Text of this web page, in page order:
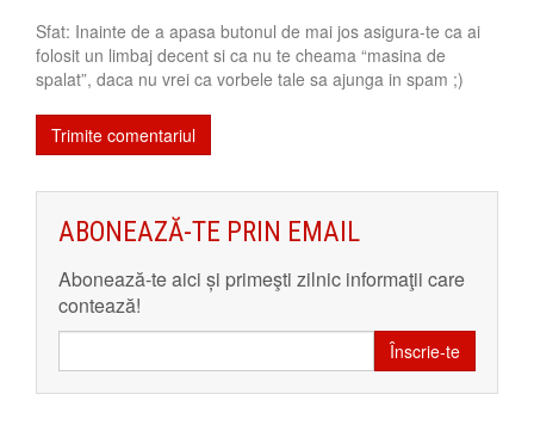
Sfat: Inainte de a apasa butonul de mai jos asigura-te ca ai
folosit un limbaj decent si ca nu te cheama “masina de
spalat”, daca nu vrei ca vorbele tale sa ajunga in spam ;)
ABONEAZĂ-TE PRIN EMAIL
Abonează-te aici și primeşti zilnic informaţii care
contează!
Înscrie-te